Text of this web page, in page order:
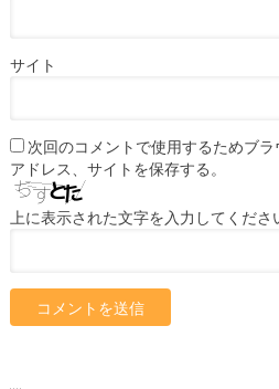
サイト
次回のコメントで使用するためブ
アドレス、サイトを保存する。
上に表示された文字を入力してくださ